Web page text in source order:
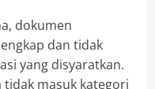
dokumen
dan tidak
yang disyaratkan.
tidak masuk kategori